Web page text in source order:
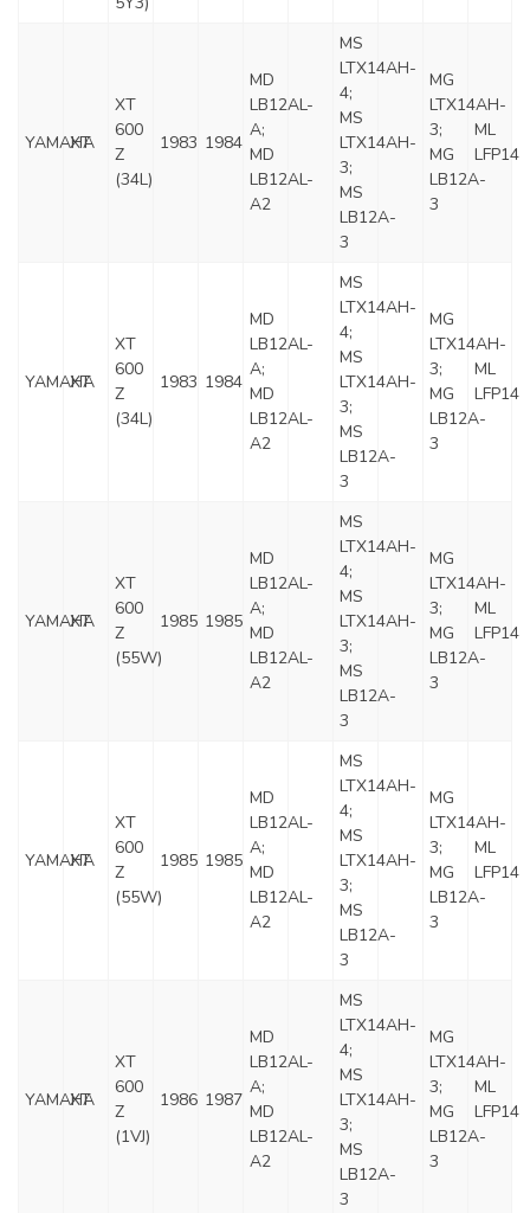
YAMAHA
XT
XT
600
Z
(34L)
1983 1984
MD
LB12AL-
A;
MD
LB12AL-
A2
MS
LTX14AH-
4;
MS
LTX14AH-
3;
MS
LB12A-
3
MG
LTX14AH-
3;
MG
LB12A-
3
ML
LFP14
YAMAHA
XT
XT
600
Z
(34L)
1983 1984
MD
LB12AL-
A;
MD
LB12AL-
A2
MS
LTX14AH-
4;
MS
LTX14AH-
3;
MS
LB12A-
3
MG
LTX14AH-
3;
MG
LB12A-
3
ML
LFP14
YAMAHA
XT
XT
600
Z
(55W)
1985 1985
MD
LB12AL-
A;
MD
LB12AL-
A2
MS
LTX14AH-
4;
MS
LTX14AH-
3;
MS
LB12A-
3
MG
LTX14AH-
3;
MG
LB12A-
3
ML
LFP14
YAMAHA
XT
XT
600
Z
(55W)
1985 1985
MD
LB12AL-
A;
MD
LB12AL-
A2
MS
LTX14AH-
4;
MS
LTX14AH-
3;
MS
LB12A-
3
MG
LTX14AH-
3;
MG
LB12A-
3
ML
LFP14
YAMAHA
XT
XT
600
Z
(1VJ)
1986 1987
MD
LB12AL-
A;
MD
LB12AL-
A2
MS
LTX14AH-
4;
MS
LTX14AH-
3;
MS
LB12A-
3
MG
LTX14AH-
3;
MG
LB12A-
3
ML
LFP14